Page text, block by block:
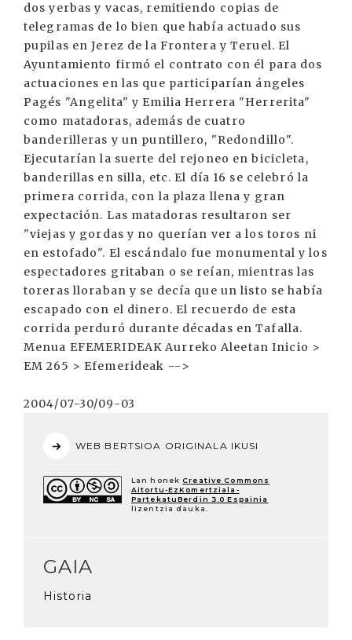
dos yerbas y vacas, remitiendo copias de
telegramas de lo bien que había actuado sus
pupilas en Jerez de la Frontera y Teruel. El
Ayuntamiento firmó el contrato con él para dos
actuaciones en las que participarían ángeles
Pagés "Angelita" y Emilia Herrera "Herrerita"
como matadoras, además de cuatro
banderilleras y un puntillero, "Redondillo".
Ejecutarían la suerte del rejoneo en bicicleta,
banderillas en silla, etc. El día 16 se celebró la
primera corrida, con la plaza llena y gran
expectación. Las matadoras resultaron ser
"viejas y gordas y no querían ver a los toros ni
en estofado". El escándalo fue monumental y los
espectadores gritaban o se reían, mientras las
toreras lloraban y se decía que un listo se había
escapado con el dinero. El recuerdo de esta
corrida perduró durante décadas en Tafalla.
Menua EFEMERIDEAK Aurreko Aleetan Inicio >
EM 265 > Efemerideak -->
2004/07-30/09-03
WEB BERTSIOA ORIGINALA IKUSI
Lan honek Creative Commons
Aitortu-EzKomertziala-
PartekatuBerdin 3.0 Espainia
lizentzia dauka.
GAIA
Historia